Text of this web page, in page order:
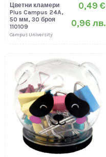
Цветни кламери
Plus Campus 24A,
50 мм, 30 броя
110109
Campus University
0,49 €
0,96 лв.